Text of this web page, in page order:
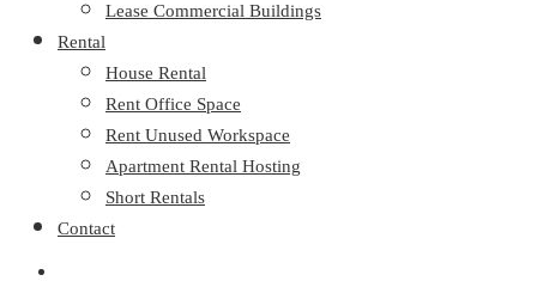
Lease Commercial Buildings
Rental
House Rental
Rent Office Space
Rent Unused Workspace
Apartment Rental Hosting
Short Rentals
Contact